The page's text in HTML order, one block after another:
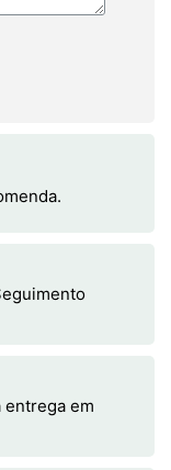
entrega em